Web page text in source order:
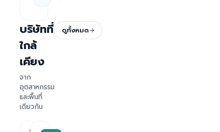
บริษัทที่
ใกล้
เคียง
จาก
อุตสาหกรรม
และพื้นที่
เดียวกัน
ดูทั้งหมด